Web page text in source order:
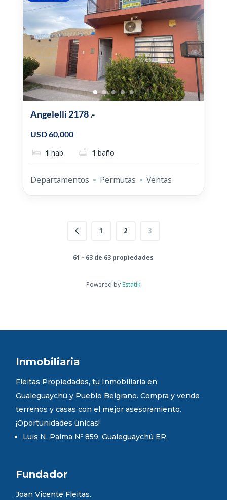
Angelelli 2178 .-
USD 60,000
1 hab 1 baño
Departamentos Permutas Ventas
1 2 3
61 - 63 de 63 propiedades
Powered by Estatik
Inmobiliaria
Fleitas Propiedades, tu Inmobiliaria en
Gualeguaychú y Pueblo Belgrano. Compra y vende
terrenos y casas con el mejor asesoramiento.
¡Oportunidades únicas!
Luis N. Palma Nº 859. Gualeguaychú ER.
Fundador
Joan Vicente Fleitas.